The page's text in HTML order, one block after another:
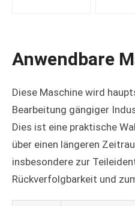
Anwendbare
Diese Maschine wird
Bearbeitung gängiger
Dies ist eine praktische
über einen längeren
insbesondere zur
Rückverfolgbarkeit und